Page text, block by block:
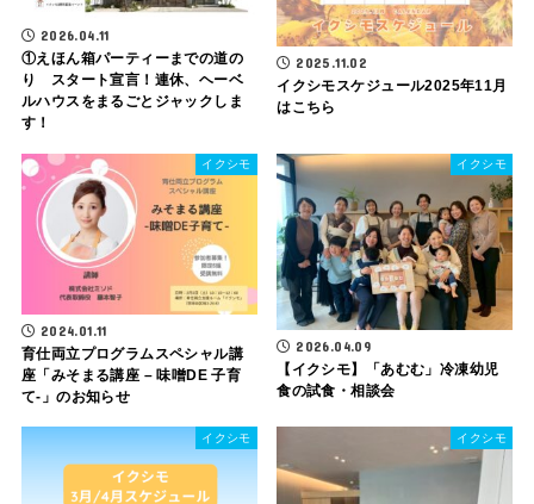
2026.04.11
①えほん箱パーティーまでの道の
り スタート宣言！連休、ヘーベ
ルハウスをまるごとジャックしま
す！
2025.11.02
イクシモスケジュール2025年11月
はこちら
イクシモ
2024.01.11
育仕両立プログラムスペシャル講
座「みそまる講座 – 味噌DE 子育
て-」のお知らせ
イクシモ
2026.04.09
【イクシモ】「あむむ」冷凍幼児
食の試食・相談会
イクシモ イクシモ